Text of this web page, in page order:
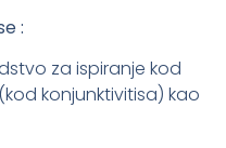
:
za ispiranje kod
konjunktivitisa) kao